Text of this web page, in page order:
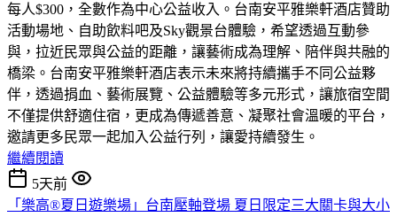
每人$300，全數作為中心公益收入。台南安平雅樂軒酒店贊助
活動場地、自助飲料吧及Sky觀景台體驗，希望透過互動參
與，拉近民眾與公益的距離，讓藝術成為理解、陪伴與共融的
橋梁。台南安平雅樂軒酒店表示未來將持續攜手不同公益夥
伴，透過捐血、藝術展覽、公益體驗等多元形式，讓旅宿空間
不僅提供舒適住宿，更成為傳遞善意、凝聚社會溫暖的平台，
邀請更多民眾一起加入公益行列，讓愛持續發生。
繼續閱讀
5天前
「樂高®夏日遊樂場」台南壓軸登場 夏日限定三大關卡與大小